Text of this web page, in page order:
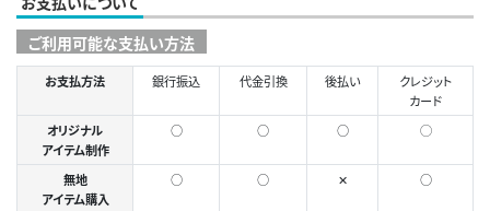
ご利用可能な支払い方法
お支払方法 銀行振込 代金引換 後払い
クレジット
カード
オリジナル
アイテム制作
○ ○ ○ ◯
無地
アイテム購入
○ ○ ✕ ○